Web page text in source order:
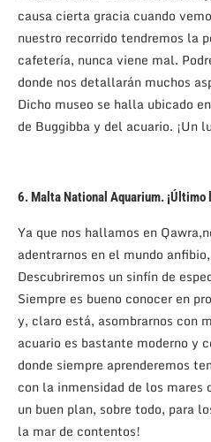
causa cierta gracia cuando
nuestro recorrido tendremos la
cafetería, nunca viene mal.
donde nos detallarán muchos
Dicho museo se halla ubicado
de Buggibba y del acuario. ¡Un
6. Malta National Aquarium.
Ya que nos hallamos en
adentrarnos en el mundo
Descubriremos un sinfín de
Siempre es bueno conocer en
y, claro está, asombrarnos con
acuario es bastante moderno y
donde siempre aprenderemos
con la inmensidad de los mares
un buen plan, sobre todo, para
la mar de contentos!